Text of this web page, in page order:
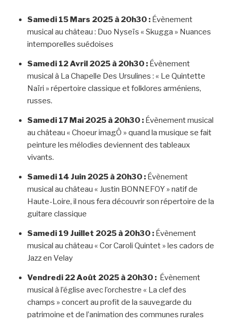
Samedi 15 Mars 2025 à 20h30 :Évènement
musical au château : Duo Nyseïs « Skugga » Nuances
intemporelles suédoises
Samedi 12 Avril 2025 à 20h30 :Évènement
musical à La Chapelle Des Ursulines : « Le Quintette
Naïri » répertoire classique et folklores arméniens,
russes.
Samedi 17 Mai 2025 à 20h30 : Évènement musical
au château « Choeur imagÔ » quand la musique se fait
peinture les mélodies deviennent des tableaux
vivants.
Samedi 14 Juin 2025 à 20h30 : Évènement
musical au château « Justin BONNEFOY » natif de
Haute-Loire, il nous fera découvrir son répertoire de la
guitare classique
Samedi 19 Juillet 2025 à 20h30 :Évènement
musical au château « Cor Caroli Quintet » les cadors de
Jazz en Velay
Vendredi 22 Août 2025 à 20h30 :Évènement
musical à l’église avec l’orchestre « La clef des
champs » concert au profit de la sauvegarde du
patrimoine et de l’animation des communes rurales